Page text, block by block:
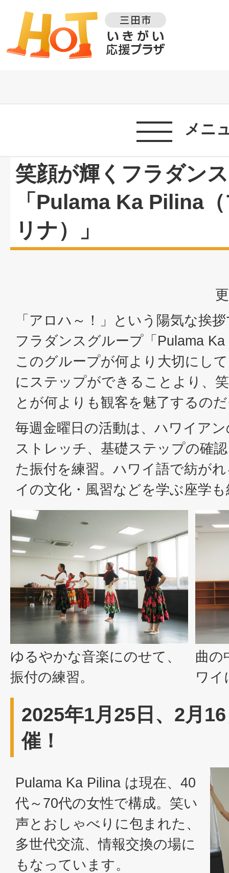
メニ
笑顔が輝くフラダン
「Pulama Ka Pilina
リナ）」
「アロハ～！」という陽気な挨
フラダンスグループ「Pulama
このグループが何より大切にし
にステップができることより、
とが何よりも観客を魅了するの
毎週金曜日の活動は、ハワイア
ストレッチ、基礎ステップの確
た振付を練習。ハワイ語で紡が
イの文化・風習などを学ぶ座学
ゆるやかな音楽にのせて、
振付の練習。
曲の
ワイ
2025年1月25日、2月
催！
Pulama Ka Pilina は現在、40
代～70代の女性で構成。笑い
声とおしゃべりに包まれた、
多世代交流、情報交換の場に
もなっています。